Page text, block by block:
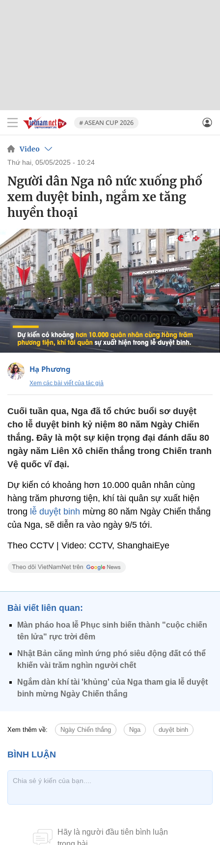
# ASEAN CUP 2026
Video
thứ hai, 05/05/2025 - 10:24
Người dân Nga nô nức xuống phố
xem duyệt binh, ngắm xe tăng
huyền thoại
Hạ Phương
Xem các bài viết của tác giả
Cuối tuần qua, Nga đã tổ chức buổi sơ duyệt
cho lễ duyệt binh kỷ niệm 80 năm Ngày Chiến
thắng. Đây là một sự kiện trọng đại đánh dấu 80
ngày năm Liên Xô chiến thắng trong Chiến tranh
Vệ quốc vĩ đại.
Dự kiến có khoảng hơn 10.000 quân nhân cùng
hàng trăm phương tiện, khí tài quân sự xuất hiện
trong lễ duyệt binh mừng 80 năm Ngày Chiến thắng
của Nga, sẽ diễn ra vào ngày 9/5 tới.
Theo CCTV | Video: CCTV, ShanghaiEye
Bài viết liên quan:
Màn pháo hoa lễ Phục sinh biến thành "cuộc chiến
tên lửa" rực trời đêm
Nhật Bản căng mình ứng phó siêu động đất có thể
khiến vài trăm nghìn người chết
Ngắm dàn khí tài 'khủng' của Nga tham gia lễ duyệt
binh mừng Ngày Chiến thắng
Xem thêm về: Ngày Chiến thắng Nga duyệt binh